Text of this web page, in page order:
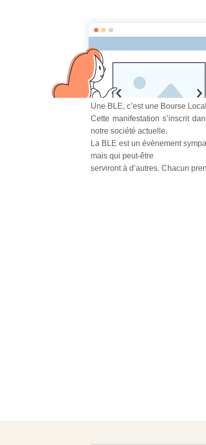
Accueil Pages Une BLE et pas
Une BLE
Une BLE, c’est une Bourse
Cette manifestation s’inscrit
notre société actuelle.
La BLE est un évènement
mais qui peut-être
serviront à d’autres. Chacun